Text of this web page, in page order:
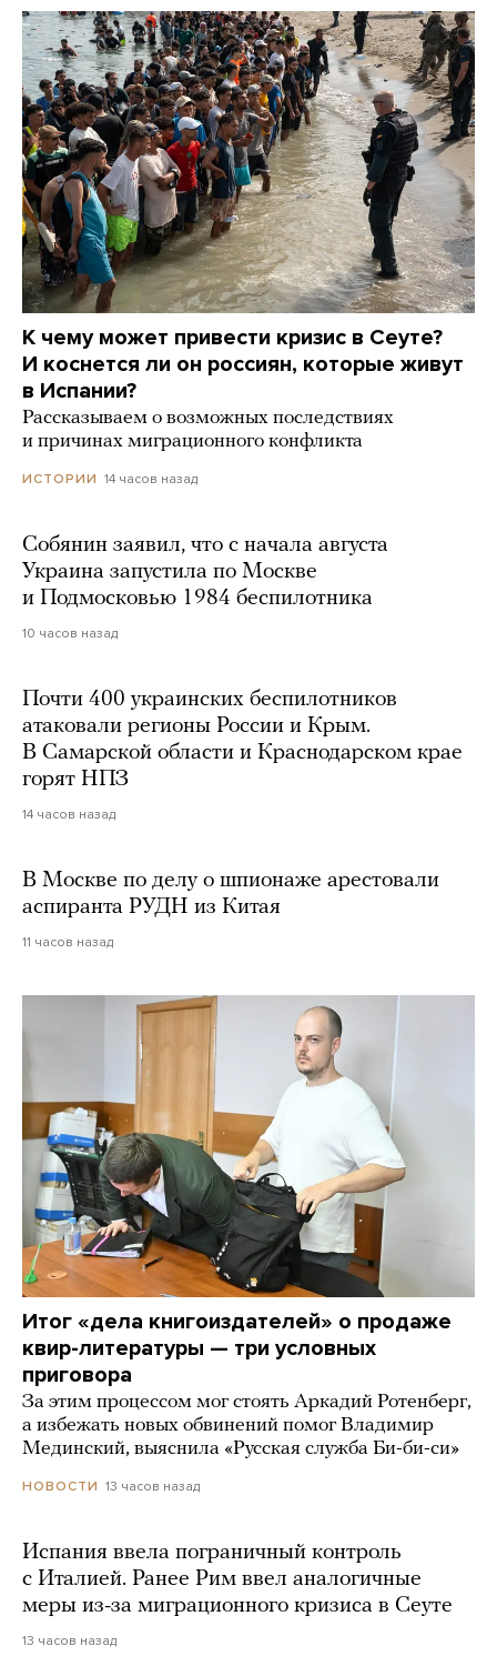
К чему может привести кризис в Сеуте?
И коснется ли он россиян, которые живут
в Испании?
Рассказываем о возможных последствиях
и причинах миграционного конфликта
ИСТОРИИ 14 часов назад
Собянин заявил, что с начала августа
Украина запустила по Москве
и Подмосковью 1984 беспилотника
10 часов назад
Почти 400 украинских беспилотников
атаковали регионы России и Крым.
В Самарской области и Краснодарском крае
горят НПЗ
14 часов назад
В Москве по делу о шпионаже арестовали
аспиранта РУДН из Китая
11 часов назад
Итог «дела книгоиздателей» о продаже
квир-литературы — три условных
приговора
За этим процессом мог стоять Аркадий Ротенберг,
а избежать новых обвинений помог Владимир
Мединский, выяснила «Русская служба Би-би-си»
НОВОСТИ 13 часов назад
Испания ввела пограничный контроль
с Италией. Ранее Рим ввел аналогичные
меры из-за миграционного кризиса в Сеуте
13 часов назад